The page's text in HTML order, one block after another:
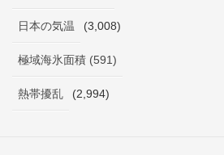
日本の気温 (3,008)
極域海氷面積 (591)
熱帯擾乱 (2,994)